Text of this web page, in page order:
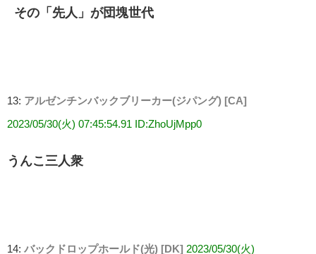
その「先人」が団塊世代
13: アルゼンチンバックブリーカー(ジパング) [CA]
2023/05/30(火) 07:45:54.91 ID:ZhoUjMpp0
うんこ三人衆
14: バックドロップホールド(光) [DK] 2023/05/30(火)